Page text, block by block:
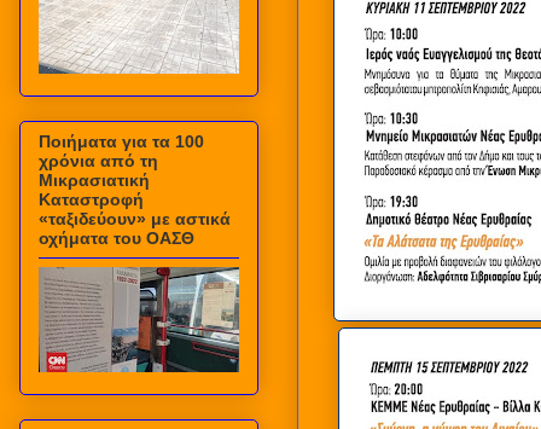
Ποιήματα για τα 100
χρόνια από τη
Μικρασιατική
Καταστροφή
«ταξιδεύουν» με αστικά
οχήματα του ΟΑΣΘ